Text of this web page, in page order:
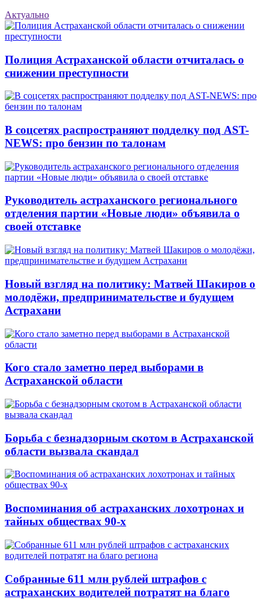
Актуально
Полиция Астраханской области отчиталась о
снижении преступности
В соцсетях распространяют подделку под AST-
NEWS: про бензин по талонам
Руководитель астраханского регионального
отделения партии «Новые люди» объявила о
своей отставке
Новый взгляд на политику: Матвей Шакиров о
молодёжи, предпринимательстве и будущем
Астрахани
Кого стало заметно перед выборами в
Астраханской области
Борьба с безнадзорным скотом в Астраханской
области вызвала скандал
Воспоминания об астраханских лохотронах и
тайных обществах 90-х
Собранные 611 млн рублей штрафов с
астраханских водителей потратят на благо